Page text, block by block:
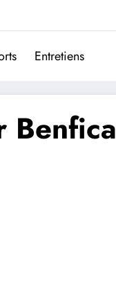
Entretiens
Benfica